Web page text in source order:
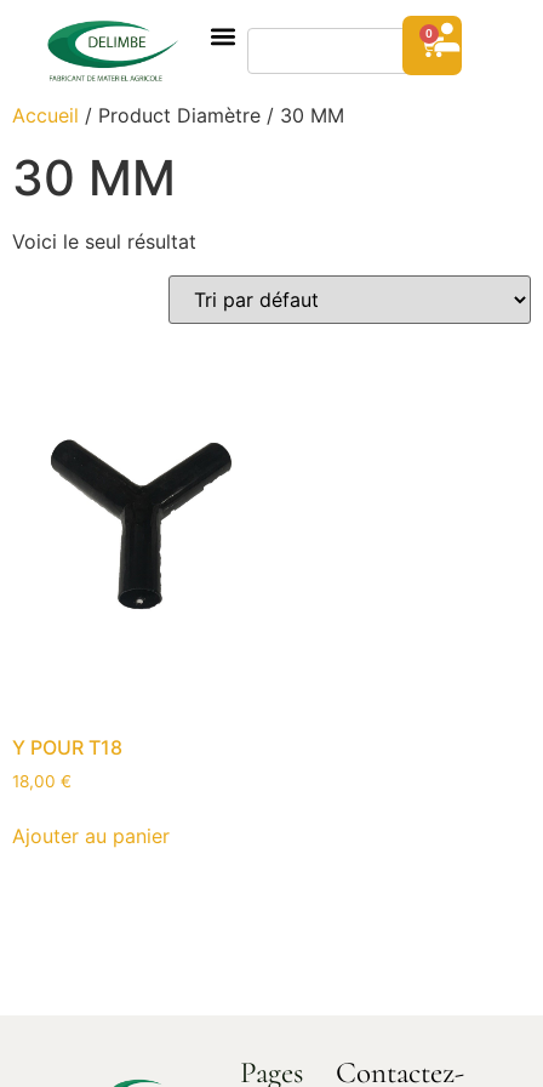
0
Accueil / Product Diamètre / 30 MM
30 MM
Voici le seul résultat
Y POUR T18
18,00 €
Ajouter au panier
Pages
Contactez-